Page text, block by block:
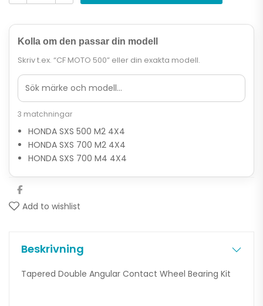
Kolla om den passar din modell
Skriv t.ex. “CF MOTO 500” eller din exakta modell.
3 matchningar
HONDA SXS 500 M2 4X4
HONDA SXS 700 M2 4X4
HONDA SXS 700 M4 4X4
Add to wishlist
Beskrivning
Tapered Double Angular Contact Wheel Bearing Kit